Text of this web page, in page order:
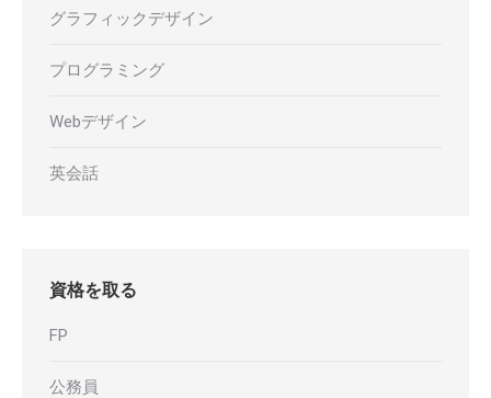
グラフィックデザイン
プログラミング
Webデザイン
英会話
資格を取る
FP
公務員